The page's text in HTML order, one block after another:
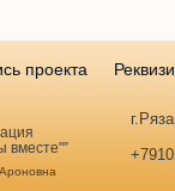
проекта
вместе"”